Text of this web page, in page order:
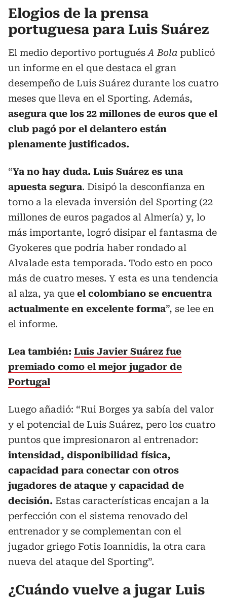
Elogios de la prensa
portuguesa para Luis Suárez
El medio deportivo portugués A Bola publicó
un informe en el que destaca el gran
desempeño de Luis Suárez durante los cuatro
meses que lleva en el Sporting. Además,
asegura que los 22 millones de euros que el
club pagó por el delantero están
plenamente justificados.
“Ya no hay duda. Luis Suárez es una
apuesta segura. Disipó la desconfianza en
torno a la elevada inversión del Sporting (22
millones de euros pagados al Almería) y, lo
más importante, logró disipar el fantasma de
Gyokeres que podría haber rondado al
Alvalade esta temporada. Todo esto en poco
más de cuatro meses. Y esta es una tendencia
al alza, ya que el colombiano se encuentra
actualmente en excelente forma”, se lee en
el informe.
Lea también: Luis Javier Suárez fue
premiado como el mejor jugador de
Portugal
Luego añadió: “Rui Borges ya sabía del valor
y el potencial de Luis Suárez, pero los cuatro
puntos que impresionaron al entrenador:
intensidad, disponibilidad física,
capacidad para conectar con otros
jugadores de ataque y capacidad de
decisión. Estas características encajan a la
perfección con el sistema renovado del
entrenador y se complementan con el
jugador griego Fotis Ioannidis, la otra cara
nueva del ataque del Sporting”.
¿Cuándo vuelve a jugar Luis